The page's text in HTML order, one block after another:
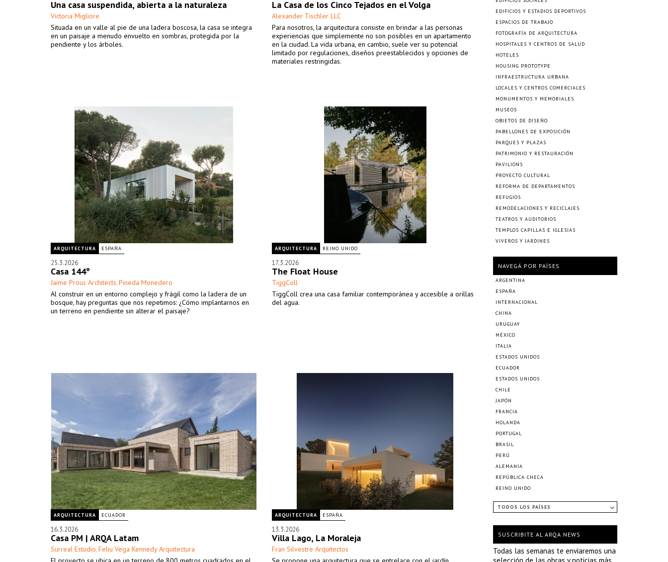
Una casa suspendida, abierta a la naturaleza
Victoria Migliore
Situada en un valle al pie de una ladera boscosa, la casa se integra
en un paisaje a menudo envuelto en sombras, protegida por la
pendiente y los árboles.
La Casa de los Cinco Tejados en el Volga
Alexander Tischler LLC
Para nosotros, la arquitectura consiste en brindar a las personas
experiencias que simplemente no son posibles en un apartamento
en la ciudad. La vida urbana, en cambio, suele ver su potencial
limitado por regulaciones, diseños preestablecidos y opciones de
materiales restringidas.
ARQUITECTURA ESPAÑA
25.3.2026
Casa 144º
Jaime Prous Architects, Pineda Monedero
Al construir en un entorno complejo y frágil como la ladera de un
bosque, hay preguntas que nos repetimos: ¿Cómo implantarnos en
un terreno en pendiente sin alterar el paisaje?
ARQUITECTURA REINO UNIDO
17.3.2026
The Float House
TiggColl
TiggColl crea una casa familiar contemporánea y accesible a orillas
del agua.
ARQUITECTURA ECUADOR
16.3.2026
Casa PM | ARQA Latam
Surreal Estudio, Feliu Vega Kennedy Arquitectura
ARQUITECTURA ESPAÑA
13.3.2026
Villa Lago, La Moraleja
Fran Silvestre Arquitectos
EDIFICIOS Y ESTADIOS DEPORTIVOS
ESPACIOS DE TRABAJO
FOTOGRAFÍA DE ARQUITECTURA
HOSPITALES Y CENTROS DE SALUD
HOTELES
HOUSING PROTOTYPE
INFRAESTRUCTURA URBANA
LOCALES Y CENTROS COMERCIALES
MONUMENTOS Y MEMORIALES
MUSEOS
OBJETOS DE DISEÑO
PABELLONES DE EXPOSICIÓN
PARQUES Y PLAZAS
PATRIMONIO Y RESTAURACIÓN
PAVILIONS
PROYECTO CULTURAL
REFORMA DE DEPARTAMENTOS
REFUGIOS
REMODELACIONES Y RECICLAJES
TEATROS Y AUDITORIOS
TEMPLOS CAPILLAS E IGLESIAS
VIVEROS Y JARDINES
NAVEGÁ POR PAÍSES
ARGENTINA
ESPAÑA
INTERNACIONAL
CHINA
URUGUAY
MÉXICO
ITALIA
ESTADOS UNIDOS
ECUADOR
ESTADOS UNIDOS
CHILE
JAPÓN
FRANCIA
HOLANDA
PORTUGAL
BRASIL
PERÚ
ALEMANIA
REPÚBLICA CHECA
REINO UNIDO
TODOS LOS PAÍSES
SUSCRIBITE AL ARQA NEWS
Todas las semanas te enviaremos una